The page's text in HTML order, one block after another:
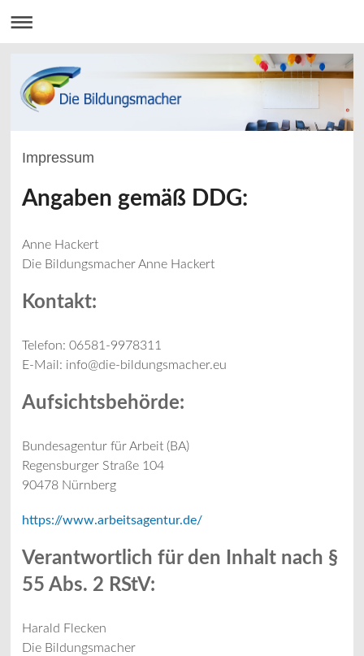
Impressum
Angaben gemäß DDG:
Anne Hackert
Die Bildungsmacher Anne Hackert
Kontakt:
Telefon: 06581-9978311
E-Mail: info@die-bildungsmacher.eu
Aufsichtsbehörde:
Bundesagentur für Arbeit (BA)
Regensburger Straße 104
90478 Nürnberg
https://www.arbeitsagentur.de/
Verantwortlich für den Inhalt nach §
55 Abs. 2 RStV:
Harald Flecken
Die Bildungsmacher